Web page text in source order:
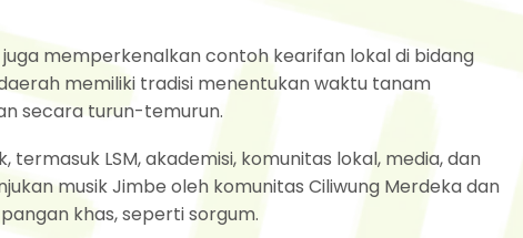
juga memperkenalkan contoh kearifan lokal di bidang
memiliki tradisi menentukan waktu tanam
secara turun-temurun.
LSM, akademisi, komunitas lokal, media, dan
musik Jimbe oleh komunitas Ciliwung Merdeka dan
khas, seperti sorgum.